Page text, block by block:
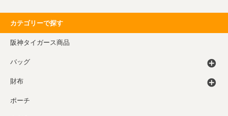
カテゴリーで探す
阪神タイガース商品
バッグ
財布
ポーチ